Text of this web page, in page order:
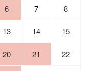
6 7 8
13 14 15
20 21 22